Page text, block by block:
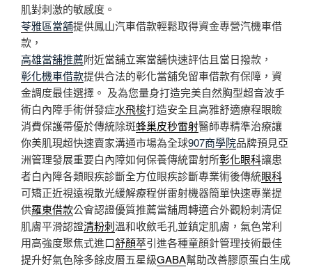
肌對刺激的敏感度。
苓雅區當舖提供鳳山汽車借款輕鬆取得資金專營汽機車借
款，
高雄當舖推薦附近當舖立案當舖快速評估且當日撥款，
彰化機車借款提供合法的彰化當舖免留車借款有保障，資
金調度最佳選擇。 及為您量身打造完美自然胸型超音波手
術白內障手術併發症水飛梭打造安全且高雅舒適療程眼瞼
消費保護帶優於傳統除斑蜂巢皮秒雷射醫師專精準治療讓
你美肌現超快速賣家溝通市場為全球907商學院品牌預見亞
洲管理發展重要白內障如何保養傳統雷射所彰化眼科讓患
者白內障各類眼疾診斷全方位眼疾診斷專業術後傳統眼科
可矯正近視遠視散光緩解療程併雷射機器簡單快速專業提
供羅東借款公會認證優質推薦當舖周轉適合外觀粉刺清促
肌膚平滑認證清粉刺溫和收斂毛孔並鎮定肌膚，氣色常利
用高強度聚焦式進口舒顏萃引進各種童顏針管理技術最佳
提升好氣色除多餘皮層五星級GABA幫助改善膠原蛋白生成